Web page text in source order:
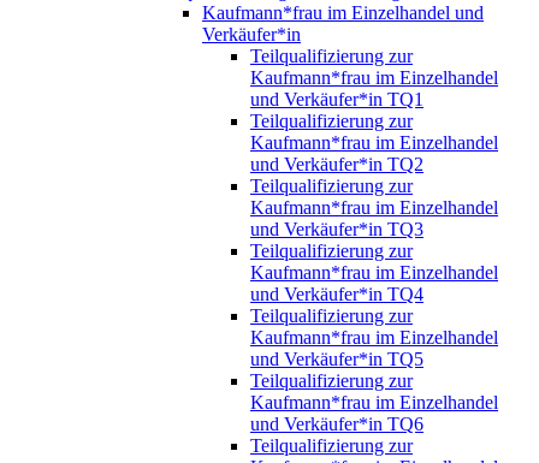
Kaufmann*frau im Einzelhandel und
Verkäufer*in
Teilqualifizierung zur
Kaufmann*frau im Einzelhandel
und Verkäufer*in TQ1
Teilqualifizierung zur
Kaufmann*frau im Einzelhandel
und Verkäufer*in TQ2
Teilqualifizierung zur
Kaufmann*frau im Einzelhandel
und Verkäufer*in TQ3
Teilqualifizierung zur
Kaufmann*frau im Einzelhandel
und Verkäufer*in TQ4
Teilqualifizierung zur
Kaufmann*frau im Einzelhandel
und Verkäufer*in TQ5
Teilqualifizierung zur
Kaufmann*frau im Einzelhandel
und Verkäufer*in TQ6
Teilqualifizierung zur